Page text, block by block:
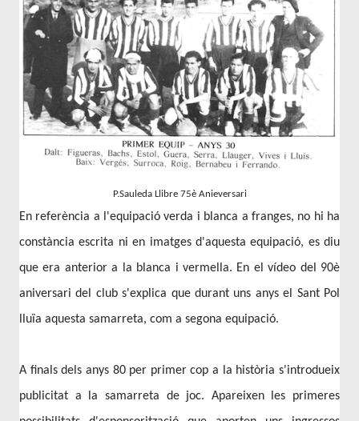
P.Sauleda Llibre 75è Anieversari
En referència a l'equipació verda i blanca a franges, no hi ha
constància escrita ni en imatges d'aquesta equipació, es diu
que era anterior a la blanca i vermella. En el vídeo del 90è
aniversari del club s'explica que durant uns anys el Sant Pol
lluïa aquesta samarreta, com a segona equipació.
A finals dels anys 80 per primer cop a la història s'introdueix
publicitat a la samarreta de joc. Apareixen les primeres